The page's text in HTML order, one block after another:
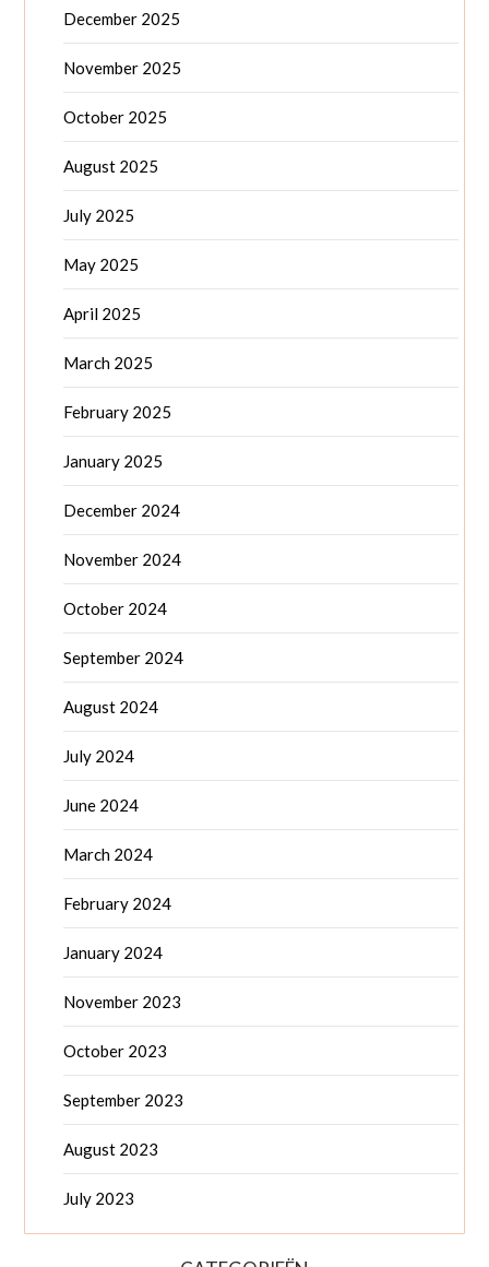
December 2025
November 2025
October 2025
August 2025
July 2025
May 2025
April 2025
March 2025
February 2025
January 2025
December 2024
November 2024
October 2024
September 2024
August 2024
July 2024
June 2024
March 2024
February 2024
January 2024
November 2023
October 2023
September 2023
August 2023
July 2023